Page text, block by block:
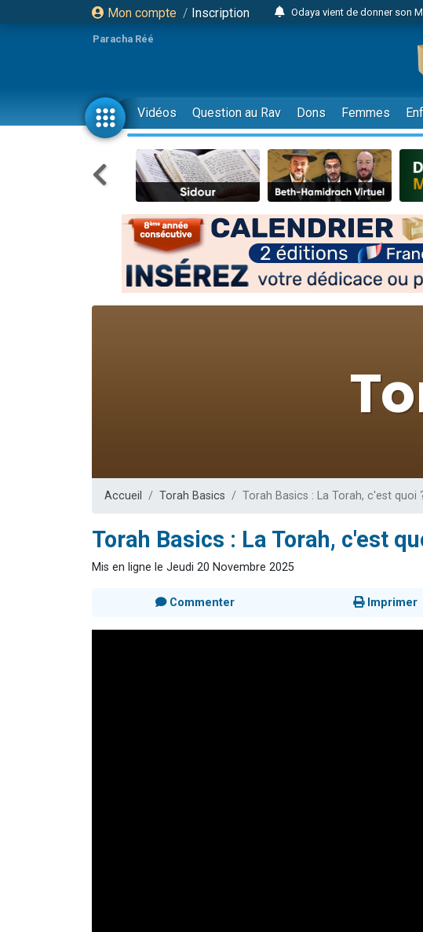
Mon compte / Inscription
Odaya vient de donner son
3 personnes viennent
2 personnes viennent de
13 personnes viennent de
12 nouvelles musiques
30 personnes viennent
Il reste 49 places pour
3 personnes viennent de
2 personnes viennent de
3 personnes viennent de
2 nouvelles musiques
8 personnes viennent
Il reste 49 places pour
Nathaniel vient de donner
Paracha Réé
Vidéos Question au Rav Dons Femmes
Accueil Torah Basics Torah Basics : La Torah, c'est quoi
Torah Basics : La Torah, c'est
Mis en ligne le Jeudi 20 Novembre 2025
Commenter Imprimer